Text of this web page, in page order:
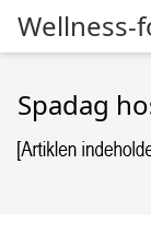
Wellness-
Spadag